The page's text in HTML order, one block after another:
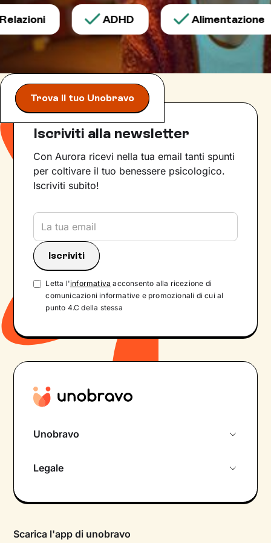
ADHD Alimentazione
Trova il tuo Unobravo
Iscriviti alla newsletter
Con Aurora ricevi nella tua email tanti spunti
per coltivare il tuo benessere psicologico.
Iscriviti subito!
Letta l'informativa acconsento alla ricezione di
comunicazioni informative e promozionali di cui al
punto 4.C della stessa
Unobravo
Psicologo in chat
Legale
Termini e condizioni
Scarica l'app di unobravo